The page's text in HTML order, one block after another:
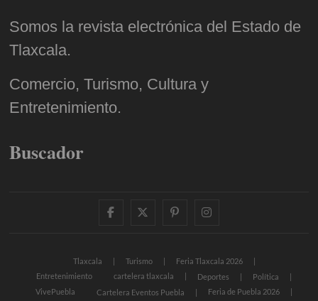
Somos la revista electrónica del Estado de
Tlaxcala.
Comercio, Turismo, Cultura y
Entretenimiento.
Buscador
facebooktwitter
pinterestinstagram
Tlaxcala Turismo
Feria Tlaxcala 2026
Entretenimiento
cartelera tlaxcala Deportes
Política
VivePuebla
Cartelera Eventos Puebla
Feria de Puebla 2026